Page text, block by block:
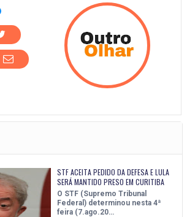
STF ACEITA PEDIDO DA DEFESA E LULA
SERÁ MANTIDO PRESO EM CURITIBA
O STF (Supremo Tribunal
Federal) determinou nesta 4ª
feira (7.ago.20…